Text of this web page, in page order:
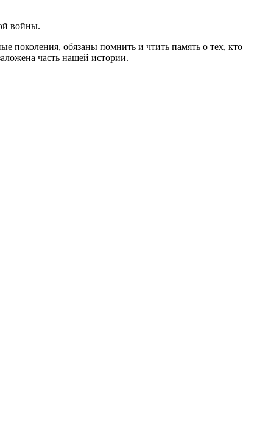
войны.
поколения, обязаны помнить и чтить память о тех, кто
часть нашей истории.